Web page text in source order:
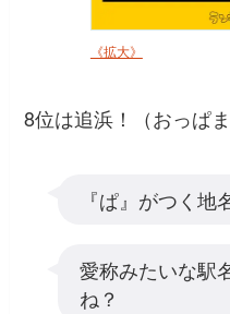
《拡大》
8位は追浜！（おっぱま
『ぱ』がつく地
愛称みたいな駅
ね？